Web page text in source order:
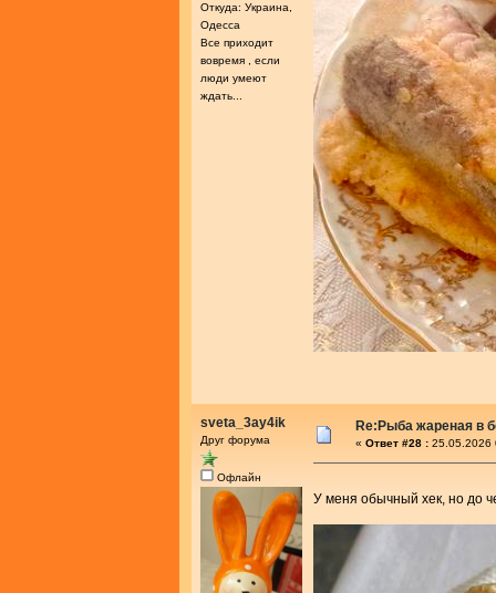
Откуда: Украина,
Одесса
Все приходит
вовремя , если
люди умеют
ждать...
sveta_3ay4ik
Друг форума
Офлайн
Re:Рыба жареная в
« Ответ #28 : 25.05.2026
У меня обычный хек, но до